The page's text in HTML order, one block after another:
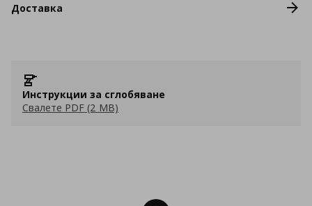
Доставка
Инструкции за сглобяване
Свалете PDF (2 MB)